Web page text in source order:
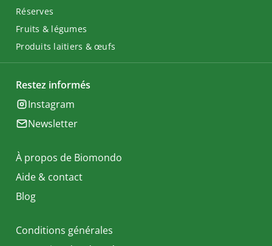
Réserves
Fruits & légumes
Produits laitiers & œufs
Restez informés
Instagram
Newsletter
À propos de Biomondo
Aide & contact
Blog
Conditions générales